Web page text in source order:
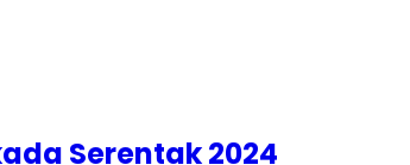
Serentak 2024